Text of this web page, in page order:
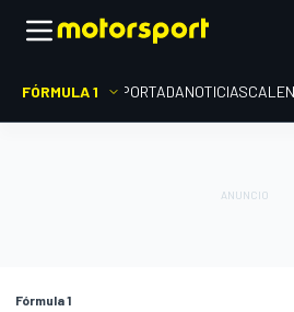
FÓRMULA 1 PORTADANOTICIAS
Fórmula 1